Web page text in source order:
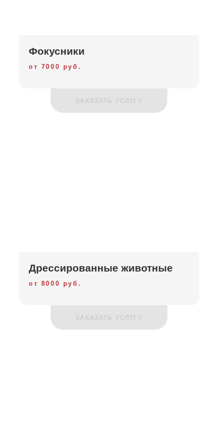
Фокусники
от 7000 руб.
ЗАКАЗАТЬ УСЛУГУ
Дрессированные животные
от 8000 руб.
ЗАКАЗАТЬ УСЛУГУ